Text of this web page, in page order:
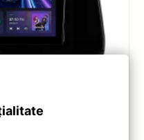
Lexus RX